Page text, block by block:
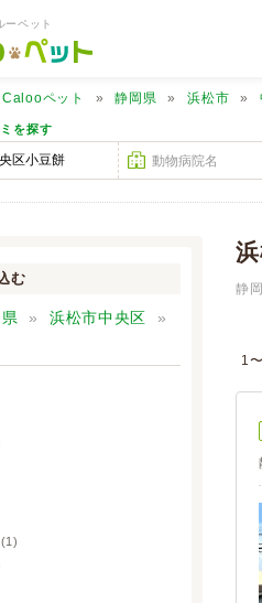
ーペット
Calooペット 静岡県 浜松市
を探す
静
1
む
浜松市中央区
(1)